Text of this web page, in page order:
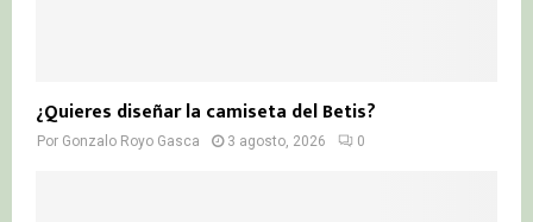
¿Quieres diseñar la camiseta del Betis?
Por Gonzalo Royo Gasca 3 agosto, 2026 0